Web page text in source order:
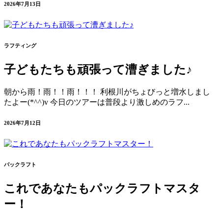
2026年7月13日
ラフティング
子どもたちも頑張って漕ぎました♪
朝から雨！雨！！雨！！！ 利根川がちょびっと増水しまし
たよー(*^^)v 今日のツアーは普段より激しめのラフ...
2026年7月12日
パックラフト
これであなたもパックラフトマスタ
ー！